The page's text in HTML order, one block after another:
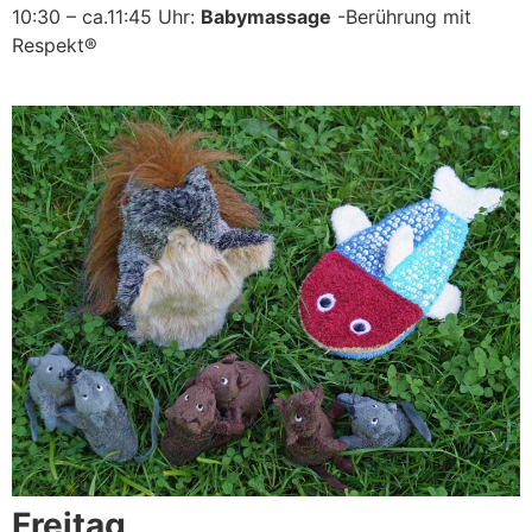
10:30 – ca.11:45 Uhr: Babymassage -Berührung mit
Respekt®